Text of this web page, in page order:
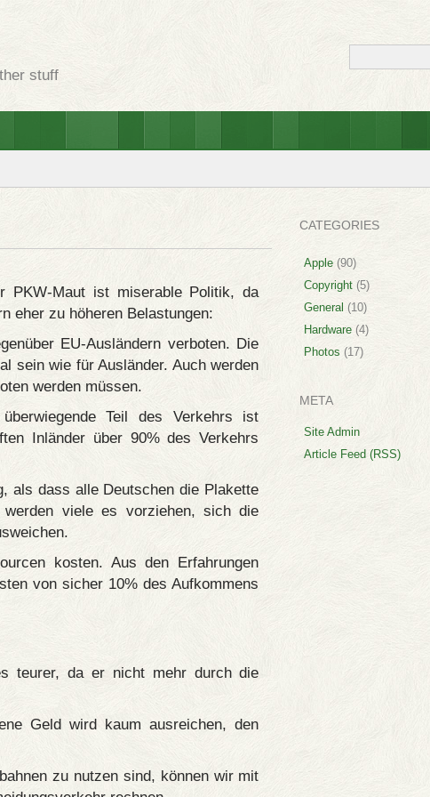
stuff
PKW-Maut ist miserable Politik, da
eher zu höheren Belastungen:
EU-Ausländern verboten. Die
sein wie für Ausländer. Auch werden
werden müssen.
Teil des Verkehrs ist
Inländer über 90% des Verkehrs
als dass alle Deutschen die Plakette
viele es vorziehen, sich die
kosten. Aus den Erfahrungen
von sicher 10% des Aufkommens
teurer, da er nicht mehr durch die
Geld wird kaum ausreichen, den
zu nutzen sind, können wir mit
CATEGORIES
Apple (90)
Copyright (5)
General (10)
Hardware (4)
Photos (17)
META
Site Admin
Article Feed (RSS)